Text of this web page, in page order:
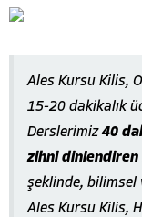
Ales Kursu Kilis,
15-20 dakikalık
Derslerimiz40
zihni dinlendiren
şeklinde, bilimsel
Ales Kursu Kilis,